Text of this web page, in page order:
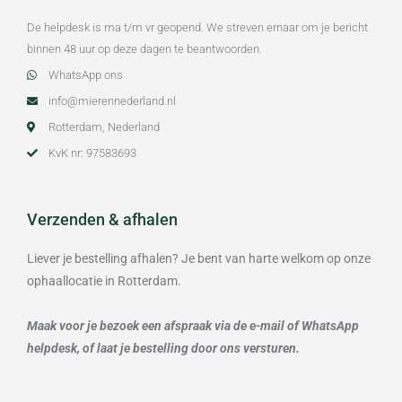
De helpdesk is ma t/m vr geopend. We streven ernaar om je bericht
binnen 48 uur op deze dagen te beantwoorden.
WhatsApp ons
info@mierennederland.nl
Rotterdam, Nederland
KvK nr: 97583693
Verzenden & afhalen
Liever je bestelling afhalen? Je bent van harte welkom op onze
ophaallocatie in Rotterdam.
Maak voor je bezoek een afspraak via de e-mail of WhatsApp
helpdesk, of laat je bestelling door ons versturen.